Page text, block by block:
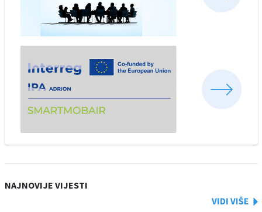
NAJNOVIJE VIJESTI